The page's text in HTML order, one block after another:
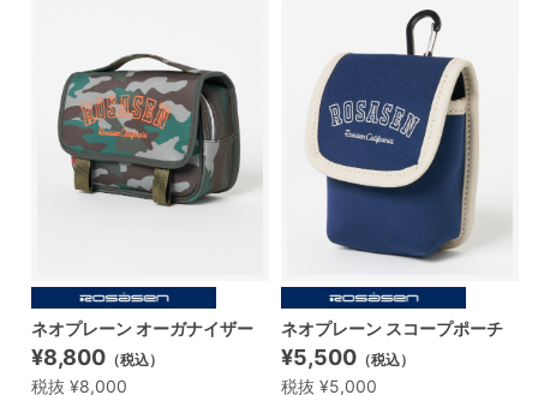
ネオプレーン オーガナイザー
¥8,800 （税込）
税抜 ¥8,000
ネオプレーン スコープポーチ
¥5,500 （税込）
税抜 ¥5,000